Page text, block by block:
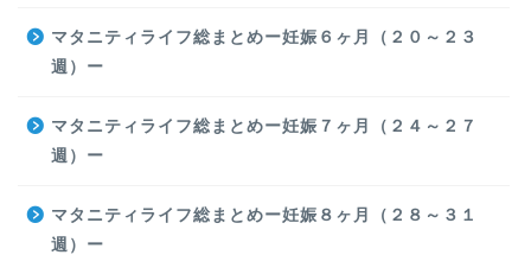
マタニティライフ総まとめー妊娠６ヶ月（２０～２３
週）ー
マタニティライフ総まとめー妊娠７ヶ月（２４～２７
週）ー
マタニティライフ総まとめー妊娠８ヶ月（２８～３１
週）ー